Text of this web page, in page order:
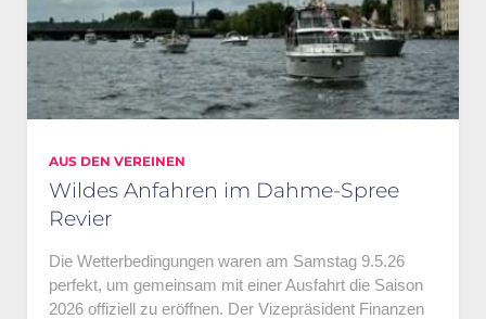
AUS DEN VEREINEN
Wildes Anfahren im Dahme-Spree
Revier
Die Wetterbedingungen waren am Samstag 9.5.26
perfekt, um gemeinsam mit einer Ausfahrt die Saison
2026 offiziell zu eröffnen. Der Vizepräsident Finanzen